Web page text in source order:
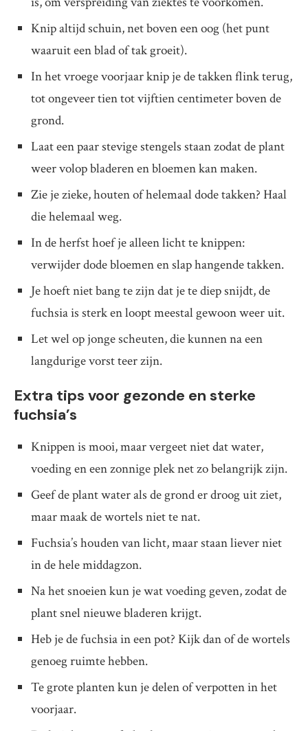
Knip altijd schuin, net boven een oog (het punt
waaruit een blad of tak groeit).
In het vroege voorjaar knip je de takken flink terug,
tot ongeveer tien tot vijftien centimeter boven de
grond.
Laat een paar stevige stengels staan zodat de plant
weer volop bladeren en bloemen kan maken.
Zie je zieke, houten of helemaal dode takken? Haal
die helemaal weg.
In de herfst hoef je alleen licht te knippen:
verwijder dode bloemen en slap hangende takken.
Je hoeft niet bang te zijn dat je te diep snijdt, de
fuchsia is sterk en loopt meestal gewoon weer uit.
Let wel op jonge scheuten, die kunnen na een
langdurige vorst teer zijn.
Extra tips voor gezonde en sterke
fuchsia’s
Knippen is mooi, maar vergeet niet dat water,
voeding en een zonnige plek net zo belangrijk zijn.
Geef de plant water als de grond er droog uit ziet,
maar maak de wortels niet te nat.
Fuchsia’s houden van licht, maar staan liever niet
in de hele middagzon.
Na het snoeien kun je wat voeding geven, zodat de
plant snel nieuwe bladeren krijgt.
Heb je de fuchsia in een pot? Kijk dan of de wortels
genoeg ruimte hebben.
Te grote planten kun je delen of verpotten in het
voorjaar.